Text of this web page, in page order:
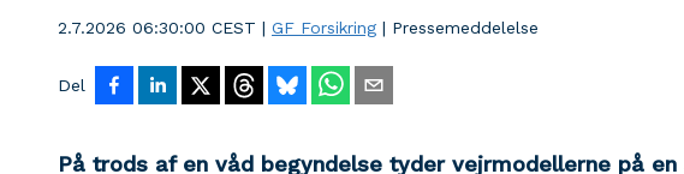
2.7.2026 06:30:00 CEST | GF Forsikring | Pressemeddelelse
Del
På trods af en våd begyndelse tyder vejrmodellerne på